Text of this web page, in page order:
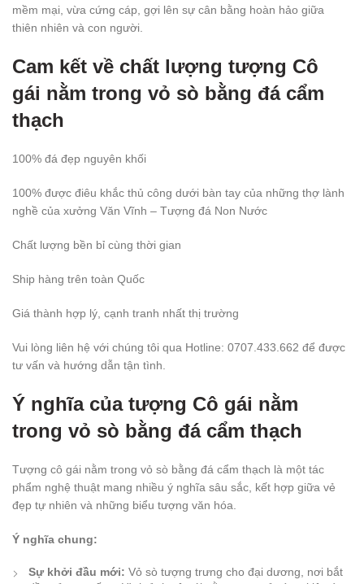
mềm mại, vừa cứng cáp, gợi lên sự cân bằng hoàn hảo giữa
thiên nhiên và con người.
Cam kết về chất lượng tượng Cô
gái nằm trong vỏ sò bằng đá cẩm
thạch
100% đá đẹp nguyên khối
100% được điêu khắc thủ công dưới bàn tay của những thợ lành
nghề của xưởng Văn Vĩnh – Tượng đá Non Nước
Chất lượng bền bỉ cùng thời gian
Ship hàng trên toàn Quốc
Giá thành hợp lý, cạnh tranh nhất thị trường
Vui lòng liên hệ với chúng tôi qua Hotline: 0707.433.662 để được
tư vấn và hướng dẫn tận tình.
Ý nghĩa của tượng Cô gái nằm
trong vỏ sò bằng đá cẩm thạch
Tượng cô gái nằm trong vỏ sò bằng đá cẩm thạch là một tác
phẩm nghệ thuật mang nhiều ý nghĩa sâu sắc, kết hợp giữa vẻ
đẹp tự nhiên và những biểu tượng văn hóa.
Ý nghĩa chung:
Sự khởi đầu mới: Vỏ sò tượng trưng cho đại dương, nơi bắt